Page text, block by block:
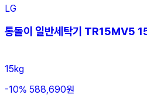
LG
통돌이 일반세탁기 TR15MV5
15kg
-10% 588,690원